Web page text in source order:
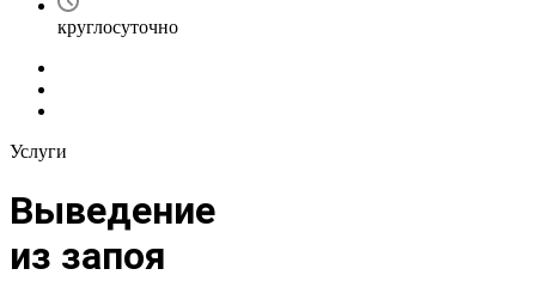
круглосуточно
Услуги
Выведение
из запоя